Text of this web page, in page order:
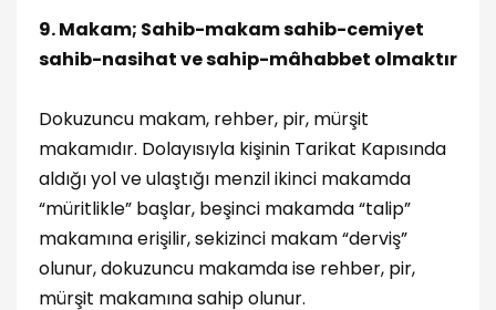
9. Makam; Sahib-makam sahib-cemiyet
sahib-nasihat ve sahip-mâhabbet olmaktır
Dokuzuncu makam, rehber, pir, mürşit
makamıdır. Dolayısıyla kişinin Tarikat Kapısında
aldığı yol ve ulaştığı menzil ikinci makamda
“müritlikle” başlar, beşinci makamda “talip”
makamına erişilir, sekizinci makam “derviş”
olunur, dokuzuncu makamda ise rehber, pir,
mürşit makamına sahip olunur.